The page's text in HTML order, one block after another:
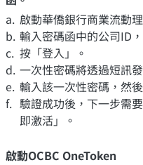
啟動華僑銀行商業流動
輸入密碼函中的公司ID
按「登入」。
一次性密碼將透過短訊
輸入該一次性密碼，然
驗證成功後，下一步需
即激活」。
啟動OCBC OneToken